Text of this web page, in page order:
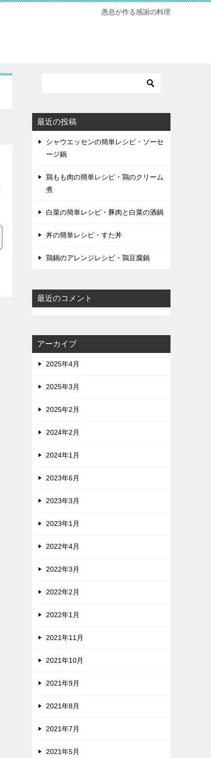
愚息が作る感謝の料理
最近の投稿
シャウエッセンの簡単レシピ・ソーセ
ージ鍋
鶏もも肉の簡単レシピ・鶏のクリーム
煮
白菜の簡単レシピ・豚肉と白菜の酒鍋
丼の簡単レシピ・すた丼
鶏鍋のアレンジレシピ・鶏豆腐鍋
最近のコメント
アーカイブ
2025年4月
2025年3月
2025年2月
2024年2月
2024年1月
2023年6月
2023年3月
2023年1月
2022年4月
2022年3月
2022年2月
2022年1月
2021年11月
2021年10月
2021年9月
2021年8月
2021年7月
2021年5月